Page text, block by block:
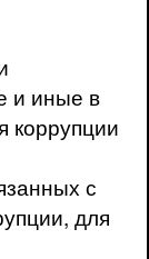
и иные в
коррупции
с
для